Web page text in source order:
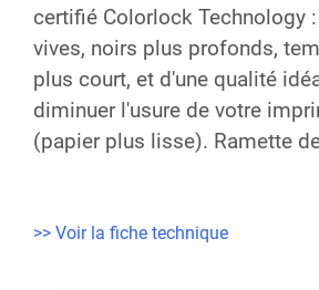
certifié Colorlock Technology
vives, noirs plus profonds,
plus court, et d'une qualité
diminuer l'usure de votre
(papier plus lisse). Ramette
>> Voir la fiche technique